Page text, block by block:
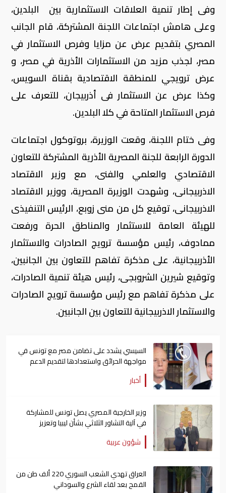
وفى إطار تنمية العلاقات الاستثمارية بين البلدين،
وعلى هامش اجتماعات اللجنة المشتركة، قام الجانب
المصري بتقديم عرض عن مزايا وفرص الاستثمار في
مصر، لجذب مزيد من الاستثمارات الأذرية في مصر، و
عرض ترويجي للمنطقة الاقتصادية بقناة السويس،
وكذا عرض عن الاستثمار فى أذربيجان، للتعرف على
فرص الاستثمار المتاحة في كلا البلدين.
وفى ختام اللجنة، وقعت الوزيرة، بروتوكول اجتماعات
الدورة الرابعة للجنة المصرية الأذرية المشتركة للتعاون
الاقتصادي والعلمي والفنى، مع وزير الاقتصاد
الاذربيجانى، وشهدت الوزيرة المصرية، ووزير الاقتصاد
الاذربيجانى، توقيع كل من منى زوبع، الرئيس التنفيذى
للهيئة العامة للاستثمار والمناطق الحرة ورفعت
ممادوف، رئيس مؤسسة ترويج الصادرات والاستثمار
الأذربيجانية، على مذكرة تفاهم للتعاون بين الجانبين،
وتوقيع شيرين الشروبجى، رئيس هيئة تنمية الصادرات،
على مذكرة تفاهم مع رئيس مؤسسة ترويج الصادرات
والاستثمار الاذربيجانية للتعاون بين الجانبين.
السيسي يشدد على تضامن مصر مع تونس في
مواجهة الحرائق واستعدادها لتقديم الدعم
أخبار
وزير الخارجية المصري يصل تونس للمشاركة
في آلية التشاور الثلاثي بشأن ليبيا وتعزيز
العلاقات الثنائية
شؤون عربية
العراق تهدي الشعب السوري 220 ألف طن من
القمح بعد لقاء الشرع والسوداني